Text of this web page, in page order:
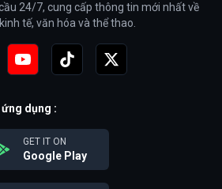
24/7, cung cấp thông tin mới nhất về
tế, văn hóa và thể thao.
dụng :
GET IT ON
Google Play